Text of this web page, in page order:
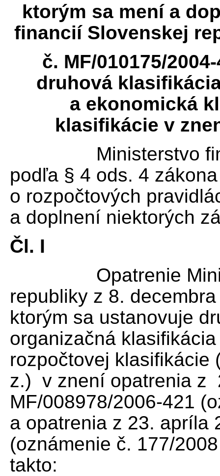
ktorým sa mení a
financií Slovenskej
č. MF/010175/
druhová
a ekonomická
klasifikácie v
Ministerstvo
podľa § 4 ods. 4
o rozpočtových
a doplnení niektorých
Čl. I
Opatrenie
republiky z 8.
ktorým sa ustanovuje
organizačná
rozpočtovej klasifikácie
z.) v znení opatrenia z
MF/008978/2006-421
a opatrenia z 23. apríla
(oznámenie č. 177/
takto: